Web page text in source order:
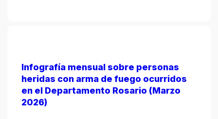
Infografía mensual sobre personas
heridas con arma de fuego ocurridos
en el Departamento Rosario (Marzo
2026)